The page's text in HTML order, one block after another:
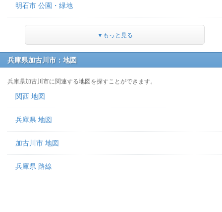
明石市 公園・緑地
▼もっと見る
兵庫県加古川市：地図
兵庫県加古川市に関連する地図を探すことができます。
関西 地図
兵庫県 地図
加古川市 地図
兵庫県 路線